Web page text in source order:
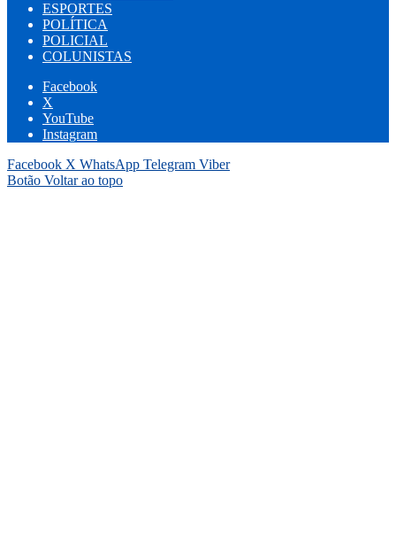
ESPORTES
POLÍTICA
POLICIAL
COLUNISTAS
Facebook
X
YouTube
Instagram
Facebook X WhatsApp Telegram Viber
Botão Voltar ao topo